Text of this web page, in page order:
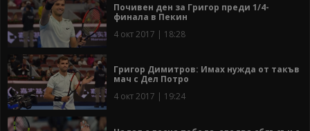
Почивен ден за Григор преди 1/4-
финала в Пекин
4 окт 2017 | 18:28
Григор Димитров: Имах нужда от такъв
мач с Дел Потро
4 окт 2017 | 19:24